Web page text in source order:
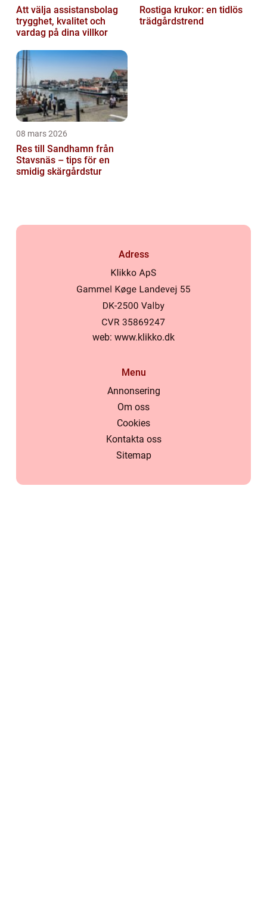
Att välja assistansbolag
trygghet, kvalitet och
vardag på dina villkor
Rostiga krukor: en tidlös
trädgårdstrend
08 mars 2026
Res till Sandhamn från
Stavsnäs – tips för en
smidig skärgårdstur
Adress
web: www.klikko.dk
Menu
Annonsering
Om oss
Cookies
Kontakta oss
Sitemap